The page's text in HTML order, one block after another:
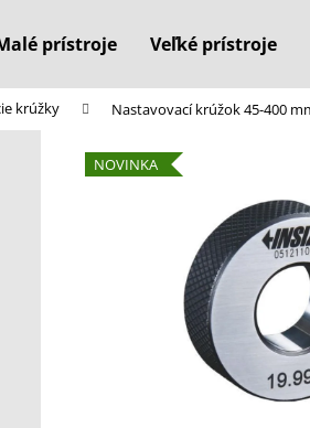
prístroje Veľké prístroje
krúžky Nastavovací krúžok 45-400
NOVINKA
Čo potrebujete
Odporúčame